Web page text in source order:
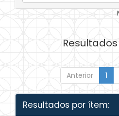
Resultados
Anterior 1
Resultados por ítem: